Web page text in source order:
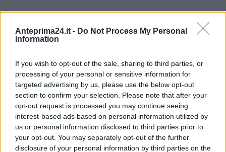
Anteprima24.it - Do Not Process My Personal
Information
If you wish to opt-out of the sale, sharing to third parties, or
processing of your personal or sensitive information for
targeted advertising by us, please use the below opt-out
section to confirm your selection. Please note that after your
opt-out request is processed you may continue seeing
interest-based ads based on personal information utilized by
us or personal information disclosed to third parties prior to
your opt-out. You may separately opt-out of the further
disclosure of your personal information by third parties on the